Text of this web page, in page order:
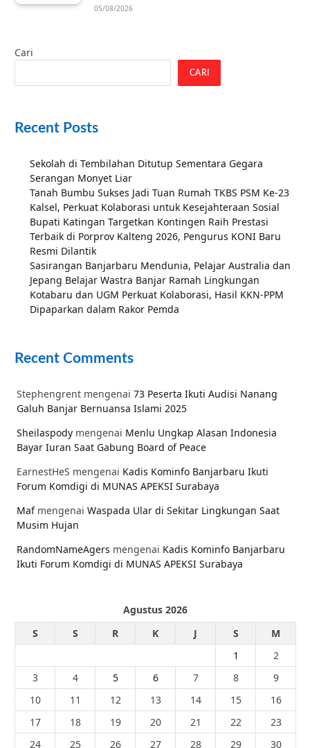
05/08/2026
Cari
CARI
Recent Posts
Sekolah di Tembilahan Ditutup Sementara Gegara
Serangan Monyet Liar
Tanah Bumbu Sukses Jadi Tuan Rumah TKBS PSM Ke-23
Kalsel, Perkuat Kolaborasi untuk Kesejahteraan Sosial
Bupati Katingan Targetkan Kontingen Raih Prestasi
Terbaik di Porprov Kalteng 2026, Pengurus KONI Baru
Resmi Dilantik
Sasirangan Banjarbaru Mendunia, Pelajar Australia dan
Jepang Belajar Wastra Banjar Ramah Lingkungan
Kotabaru dan UGM Perkuat Kolaborasi, Hasil KKN-PPM
Dipaparkan dalam Rakor Pemda
Recent Comments
Stephengrent mengenai 73 Peserta Ikuti Audisi Nanang
Galuh Banjar Bernuansa Islami 2025
Sheilaspody mengenai Menlu Ungkap Alasan Indonesia
Bayar Iuran Saat Gabung Board of Peace
EarnestHeS mengenai Kadis Kominfo Banjarbaru Ikuti
Forum Komdigi di MUNAS APEKSI Surabaya
Mafmengenai Waspada Ular di Sekitar Lingkungan Saat
Musim Hujan
RandomNameAgers mengenai Kadis Kominfo Banjarbaru
Ikuti Forum Komdigi di MUNAS APEKSI Surabaya
Agustus 2026
S
S R K J S
M
1
2
3
4 5 6 7 8
9
10
11 12 13 14 15
16
17
18 19 20 21 22
23
24
25 26 27 28 29 30